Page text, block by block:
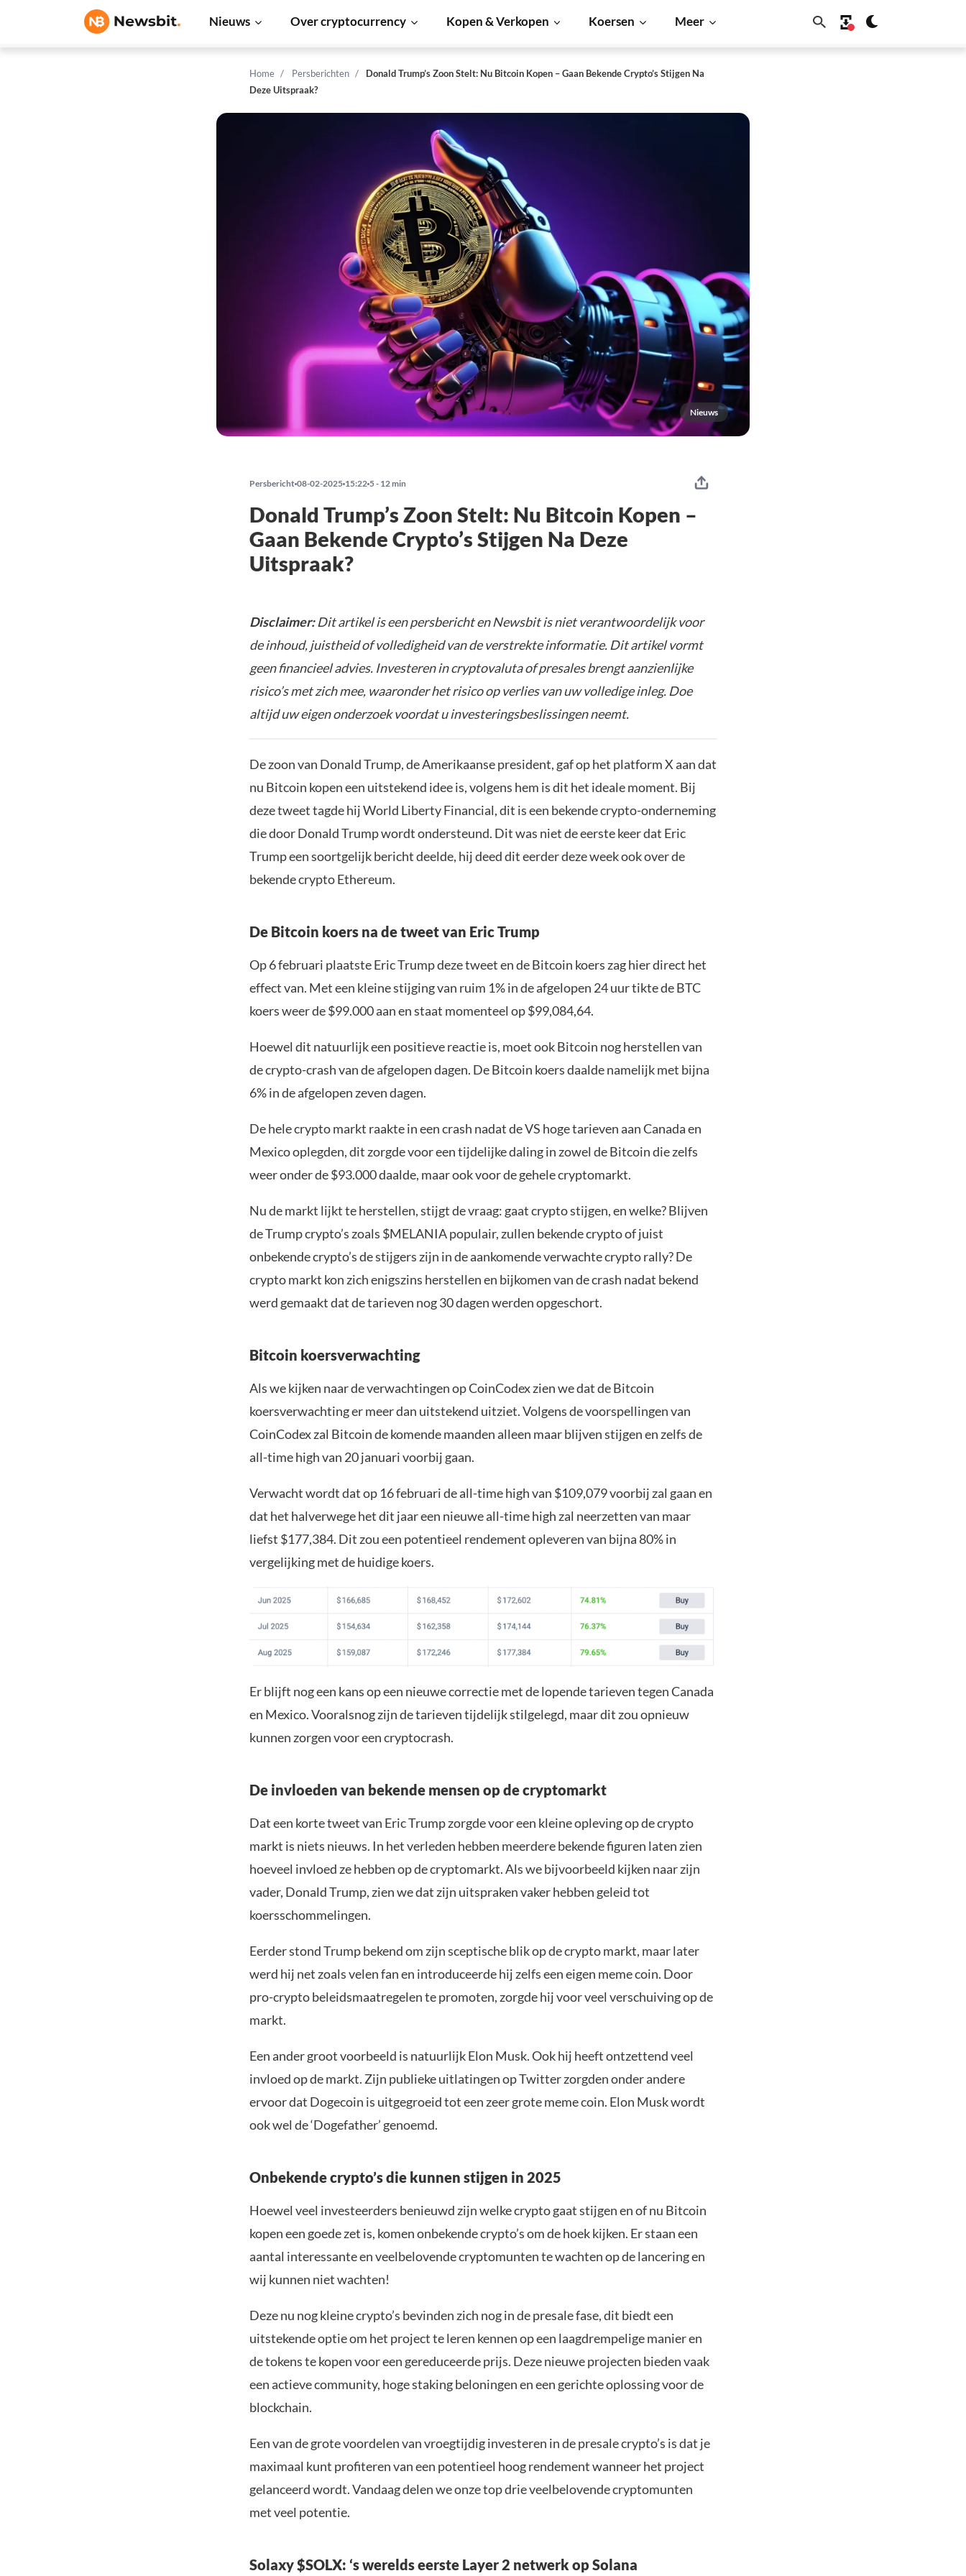
Nieuws Over cryptocurrency Kopen & Verkopen Koersen Meer
Home Persberichten
Donald Trump’s Zoon Stelt: Nu Bitcoin Kopen – Gaan Bekende Crypto’s Stijgen Na
Deze Uitspraak?
Nieuws
Persbericht 08-02-2025 15:22 5 - 12 min
Donald Trump’s Zoon Stelt: Nu Bitcoin Kopen –
Gaan Bekende Crypto’s Stijgen Na Deze
Uitspraak?
Disclaimer:Dit artikel is een persbericht en Newsbit is niet verantwoordelijk voor
de inhoud, juistheid of volledigheid van de verstrekte informatie. Dit artikel vormt
geen financieel advies. Investeren in cryptovaluta of presales brengt aanzienlijke
risico’s met zich mee, waaronder het risico op verlies van uw volledige inleg. Doe
altijd uw eigen onderzoek voordat u investeringsbeslissingen neemt.
De zoon van Donald Trump, de Amerikaanse president, gaf op het platform X aan dat
nu Bitcoin kopen een uitstekend idee is, volgens hem is dit het ideale moment. Bij
deze tweet tagde hij World Liberty Financial, dit is een bekende crypto-onderneming
die door Donald Trump wordt ondersteund. Dit was niet de eerste keer dat Eric
Trump een soortgelijk bericht deelde, hij deed dit eerder deze week ook over de
bekende crypto Ethereum.
De Bitcoin koers na de tweet van Eric Trump
Op 6 februari plaatste Eric Trump deze tweet en de Bitcoin koers zag hier direct het
effect van. Met een kleine stijging van ruim 1% in de afgelopen 24 uur tikte de BTC
koers weer de $99.000 aan en staat momenteel op $99,084,64.
Hoewel dit natuurlijk een positieve reactie is, moet ook Bitcoin nog herstellen van
de crypto-crash van de afgelopen dagen. De Bitcoin koers daalde namelijk met bijna
6% in de afgelopen zeven dagen.
De hele crypto markt raakte in een crash nadat de VS hoge tarieven aan Canada en
Mexico oplegden, dit zorgde voor een tijdelijke daling in zowel de Bitcoin die zelfs
weer onder de $93.000 daalde, maar ook voor de gehele cryptomarkt.
Nu de markt lijkt te herstellen, stijgt de vraag: gaat crypto stijgen, en welke? Blijven
de Trump crypto’s zoals $MELANIA populair, zullen bekende crypto of juist
onbekende crypto’s de stijgers zijn in de aankomende verwachte crypto rally? De
crypto markt kon zich enigszins herstellen en bijkomen van de crash nadat bekend
werd gemaakt dat de tarieven nog 30 dagen werden opgeschort.
Bitcoin koersverwachting
Als we kijken naar de verwachtingen op CoinCodex zien we dat de Bitcoin
koersverwachting er meer dan uitstekend uitziet. Volgens de voorspellingen van
CoinCodex zal Bitcoin de komende maanden alleen maar blijven stijgen en zelfs de
all-time high van 20 januari voorbij gaan.
Verwacht wordt dat op 16 februari de all-time high van $109,079 voorbij zal gaan en
dat het halverwege het dit jaar een nieuwe all-time high zal neerzetten van maar
liefst $177,384. Dit zou een potentieel rendement opleveren van bijna 80% in
vergelijking met de huidige koers.
Er blijft nog een kans op een nieuwe correctie met de lopende tarieven tegen Canada
en Mexico. Vooralsnog zijn de tarieven tijdelijk stilgelegd, maar dit zou opnieuw
kunnen zorgen voor een cryptocrash.
De invloeden van bekende mensen op de cryptomarkt
Dat een korte tweet van Eric Trump zorgde voor een kleine opleving op de crypto
markt is niets nieuws. In het verleden hebben meerdere bekende figuren laten zien
hoeveel invloed ze hebben op de cryptomarkt. Als we bijvoorbeeld kijken naar zijn
vader, Donald Trump, zien we dat zijn uitspraken vaker hebben geleid tot
koersschommelingen.
Eerder stond Trump bekend om zijn sceptische blik op de crypto markt, maar later
werd hij net zoals velen fan en introduceerde hij zelfs een eigen meme coin. Door
pro-crypto beleidsmaatregelen te promoten, zorgde hij voor veel verschuiving op de
markt.
Een ander groot voorbeeld is natuurlijk Elon Musk. Ook hij heeft ontzettend veel
invloed op de markt. Zijn publieke uitlatingen op Twitter zorgden onder andere
ervoor dat Dogecoin is uitgegroeid tot een zeer grote meme coin. Elon Musk wordt
ook wel de ‘Dogefather’ genoemd.
Onbekende crypto’s die kunnen stijgen in 2025
Hoewel veel investeerders benieuwd zijn welke crypto gaat stijgen en of nu Bitcoin
kopen een goede zet is, komen onbekende crypto’s om de hoek kijken. Er staan een
aantal interessante en veelbelovende cryptomunten te wachten op de lancering en
wij kunnen niet wachten!
Deze nu nog kleine crypto’s bevinden zich nog in de presale fase, dit biedt een
uitstekende optie om het project te leren kennen op een laagdrempelige manier en
de tokens te kopen voor een gereduceerde prijs. Deze nieuwe projecten bieden vaak
een actieve community, hoge staking beloningen en een gerichte oplossing voor de
blockchain.
Een van de grote voordelen van vroegtijdig investeren in de presale crypto’s is dat je
maximaal kunt profiteren van een potentieel hoog rendement wanneer het project
gelanceerd wordt. Vandaag delen we onze top drie veelbelovende cryptomunten
met veel potentie.
Solaxy $SOLX: ‘s werelds eerste Layer 2 netwerk op Solana